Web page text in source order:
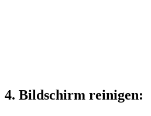
4. Bildschirm reinigen: